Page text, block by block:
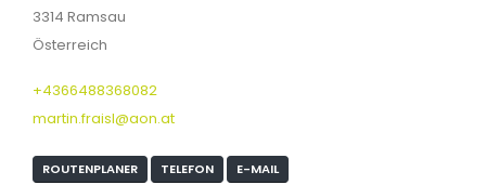
3314 Ramsau
Österreich
+4366488368082
martin.fraisl@aon.at
ROUTENPLANER TELEFON E-MAIL